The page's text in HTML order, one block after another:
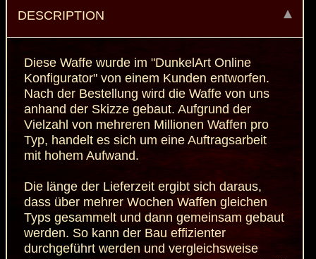
DESCRIPTION
Diese Waffe wurde im "DunkelArt Online
Konfigurator" von einem Kunden entworfen.
Nach der Bestellung wird die Waffe von uns
anhand der Skizze gebaut. Aufgrund der
Vielzahl von mehreren Millionen Waffen pro
Typ, handelt es sich um eine Auftragsarbeit
mit hohem Aufwand.
Die länge der Lieferzeit ergibt sich daraus,
dass über mehrer Wochen Waffen gleichen
Typs gesammelt und dann gemeinsam gebaut
werden. So kann der Bau effizienter
durchgeführt werden und vergleichsweise